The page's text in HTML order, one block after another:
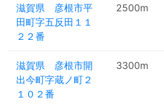
滋賀県 彦根市平
田町字五反田１１
２２番
2500m
滋賀県 彦根市開
出今町字蔵ノ町２
１０２番
3300m